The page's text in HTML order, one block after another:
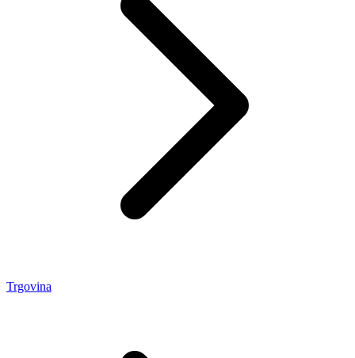
Trgovina